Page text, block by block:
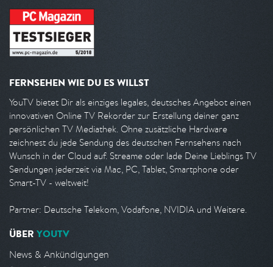
FERNSEHEN WIE DU ES WILLST
YouTV bietet Dir als einziges legales, deutsches Angebot einen
innovativen Online TV Rekorder zur Erstellung deiner ganz
persönlichen TV Mediathek. Ohne zusätzliche Hardware
zeichnest du jede Sendung des deutschen Fernsehens nach
Wunsch in der Cloud auf. Streame oder lade Deine Lieblings TV
Sendungen jederzeit via Mac, PC, Tablet, Smartphone oder
Smart-TV - weltweit!
Partner: Deutsche Telekom, Vodafone, NVIDIA und Weitere.
ÜBER YOUTV
News & Ankündigungen